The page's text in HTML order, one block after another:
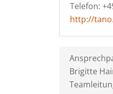
Telefon:
http://
Brigitte